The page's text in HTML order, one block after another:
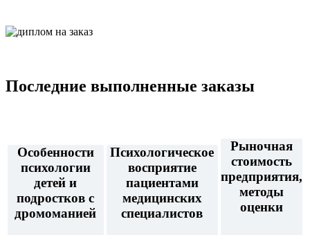
Последние выполненные заказы
Особенности
психологии
детей и
подростков с
дромоманией
Психологическое
восприятие
пациентами
медицинских
специалистов
Рыночная
стоимость
предприятия,
методы
оценки